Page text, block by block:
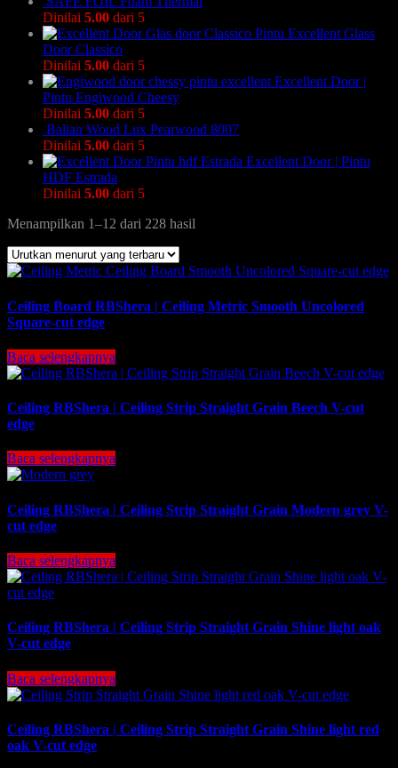
Dinilai 5.00 dari 5
Pintu Excellent Glass
Door Classico
Dinilai 5.00 dari 5
Excellent Door |
Pintu Engiwood Cheesy
Dinilai 5.00 dari 5
Balian Wood Lux Pearwood 8007
Dinilai 5.00 dari 5
Excellent Door | Pintu
HDF Estrada
Dinilai 5.00 dari 5
Menampilkan 1–12 dari 228 hasil
Ceiling Board RBShera | Ceiling Metric Smooth Uncolored
Square-cut edge
Baca selengkapnya
Ceiling RBShera | Ceiling Strip Straight Grain Beech V-cut
edge
Baca selengkapnya
Ceiling RBShera | Ceiling Strip Straight Grain Modern grey V-
cut edge
Baca selengkapnya
Ceiling RBShera | Ceiling Strip Straight Grain Shine light oak
V-cut edge
Baca selengkapnya
Ceiling RBShera | Ceiling Strip Straight Grain Shine light red
oak V-cut edge